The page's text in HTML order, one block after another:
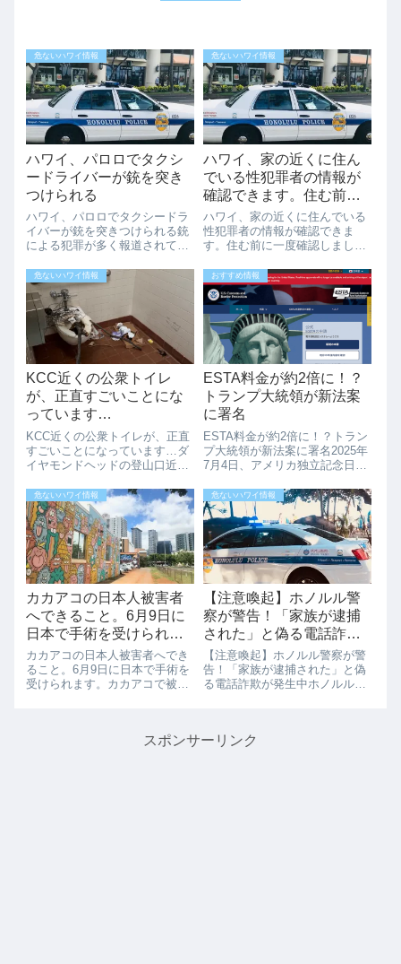
危ないハワイ情報
ハワイ、パロロでタクシ
ードライバーが銃を突き
つけられる
ハワイ、パロロでタクシードラ
イバーが銃を突きつけられる銃
による犯罪が多く報道されてい
時40分ごろパロロで35歳のタク
シードライバーが2人組の男に
銃をつけつけられ、お金を要求
されました。それ以外にもアラ
ワイパー...
危ないハワイ情報
ハワイ、家の近くに住ん
でいる性犯罪者の情報が
確認できます。住む前に
一度確認しましょう。
ハワイ、家の近くに住んでいる
性犯罪者の情報が確認できま
す。住む前に一度確認しましょ
に：性犯罪者情報の確認方法ハ
ワイの美しい景色と温暖な気候
に魅了され、移住を考えている
方も多いのではないでしょう
か。新しい環境で生活...
危ないハワイ情報
KCC近くの公衆トイレ
が、正直すごいことにな
っています…
KCC近くの公衆トイレが、正直
すごいことになっています…ダ
イヤモンドヘッドの登山口近
ーケットのすぐそばにある公衆
トイレ。ハイカー、ジョギング
している人、観光客、バス待ち
の人、ローカルなど、毎日かな
りの人が利用す...
おすすめ情報
ESTA料金が約2倍に！？
トランプ大統領が新法案
に署名
ESTA料金が約2倍に！？トラン
プ大統領が新法案に署名2025年
7月4日、アメリカ独立記念日の
大統領がESTA料金を倍増させ
る新法案に署名したことが発表
されました。この法案「One
Big Beautiful B...
危ないハワイ情報
カカアコの日本人被害者
へできること。6月9日に
日本で手術を受けられま
す。
カカアコの日本人被害者へでき
ること。6月9日に日本で手術を
受けられます。カカアコで被害
まうためにハワイで治療できず
危ないハワイ情報
【注意喚起】ホノルル警
察が警告！「家族が逮捕
された」と偽る電話詐欺
が発生中
【注意喚起】ホノルル警察が警
告！「家族が逮捕された」と偽
る電話詐欺が発生中ホノルル警
般市民に注意を呼びかけていま
スポンサーリンク